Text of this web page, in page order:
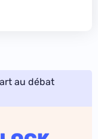
au débat